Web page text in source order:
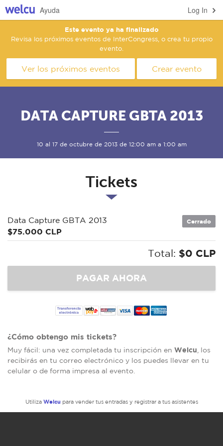
Log In
Ayuda
Este evento ya ha finalizado
Revisa los próximos eventos de InterCongress, o crea tu propio
evento.
Ver los próximos eventos Crear evento
DATA CAPTURE GBTA 2013
10 al 17 de octubre de 2013 de 12:00 am a 1:00 am
Tickets
Data Capture GBTA 2013
$75.000 CLP
Cerrado
Total: $0 CLP
¿Cómo obtengo mis tickets?
Muy fácil: una vez completada tu inscripción en Welcu , los
recibirás en tu correo electrónico y los puedes llevar en tu
celular o de forma impresa al evento.
Utiliza Welcu para vender tus entradas y registrar a tus asistentes